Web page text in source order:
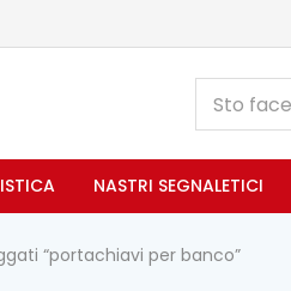
NASTRI SEGNALETICI
“portachiavi per banco”